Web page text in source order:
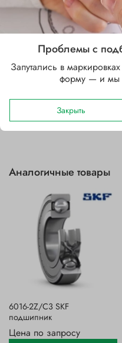
C3 (больше CN)
Уплотнение
ZZ (защитные шайбы с
Аналогичные товары
6016-2Z/C3 SKF
подшипник
Цена по запросу
Проблемы с
Запутались в
форму — и мы
Закрыть